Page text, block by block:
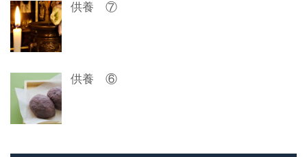
供養 ⑦
供養 ⑥